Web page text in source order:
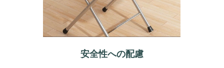
安全性への配慮